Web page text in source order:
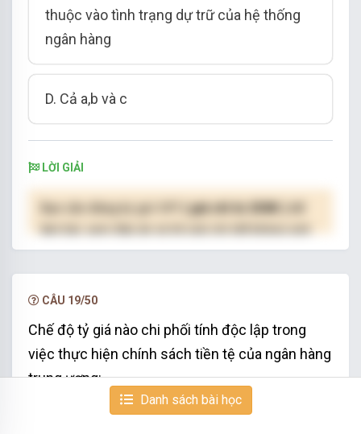
thuộc vào tình trạng dự trữ của hệ thống
ngân hàng
D. Cả a,b và c
LỜI GIẢI
( giá chỉ từ 250K )
hạn.
CÂU 19/50
Chế độ tỷ giá nào chi phối tính độc lập trong
việc thực hiện chính sách tiền tệ của ngân hàng
trung ương:
Danh sách bài học